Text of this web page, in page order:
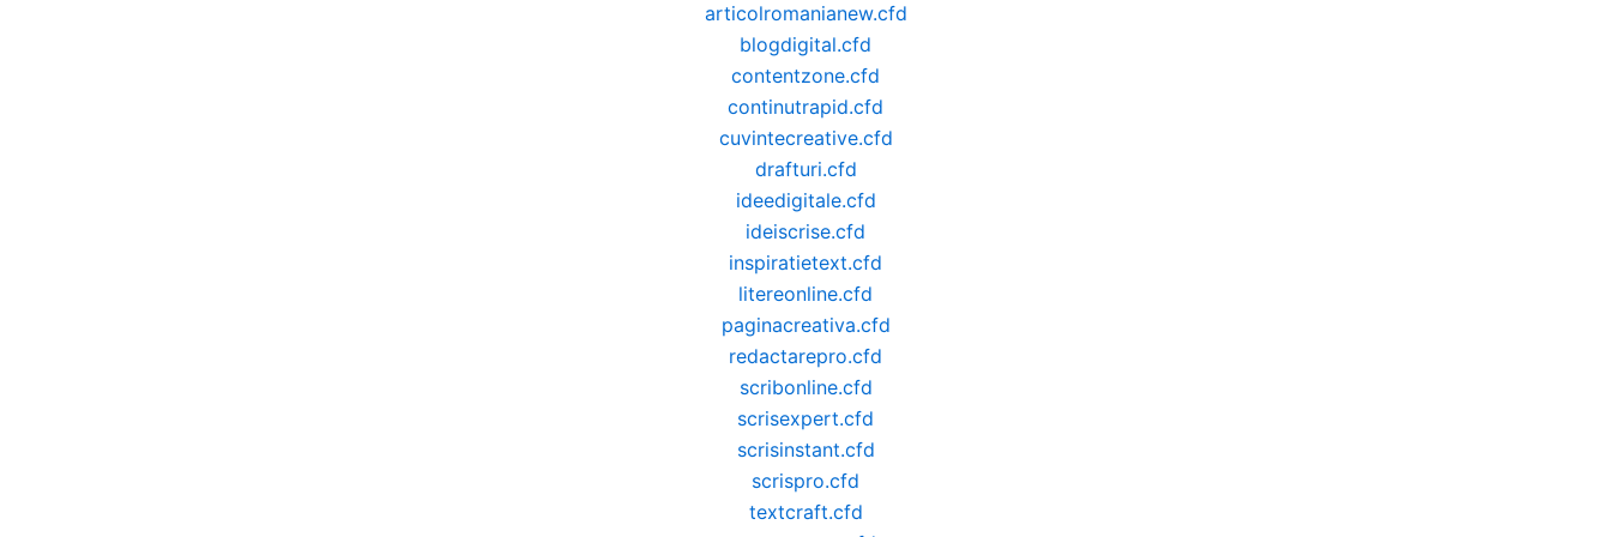
articolromanianew.cfd
blogdigital.cfd
contentzone.cfd
continutrapid.cfd
cuvintecreative.cfd
drafturi.cfd
ideedigitale.cfd
ideiscrise.cfd
inspiratietext.cfd
litereonline.cfd
paginacreativa.cfd
redactarepro.cfd
scribonline.cfd
scrisexpert.cfd
scrisinstant.cfd
scrispro.cfd
textcraft.cfd